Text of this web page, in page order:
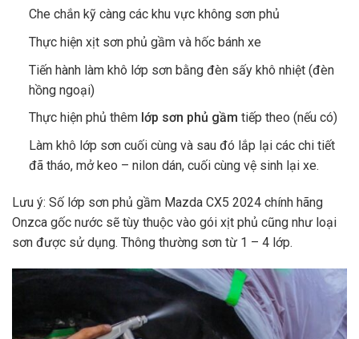
Che chắn kỹ càng các khu vực không sơn phủ
Thực hiện xịt sơn phủ gầm và hốc bánh xe
Tiến hành làm khô lớp sơn bằng đèn sấy khô nhiệt (đèn
hồng ngoại)
Thực hiện phủ thêm lớp sơn phủ gầm tiếp theo (nếu có)
Làm khô lớp sơn cuối cùng và sau đó lắp lại các chi tiết
đã tháo, mở keo – nilon dán, cuối cùng vệ sinh lại xe.
Lưu ý: Số lớp sơn phủ gầm Mazda CX5 2024 chính hãng
Onzca gốc nước sẽ tùy thuộc vào gói xịt phủ cũng như loại
sơn được sử dụng. Thông thường sơn từ 1 – 4 lớp.